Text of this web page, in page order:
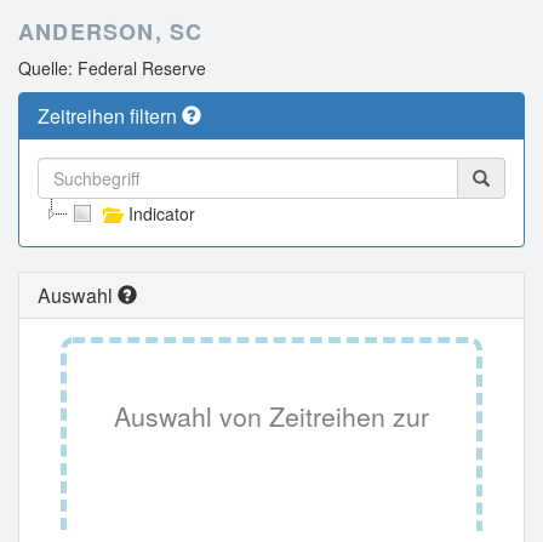
ANDERSON, SC
Quelle: Federal Reserve
Zeitreihen filtern
Indicator
Auswahl
Auswahl von Zeitreihen zur